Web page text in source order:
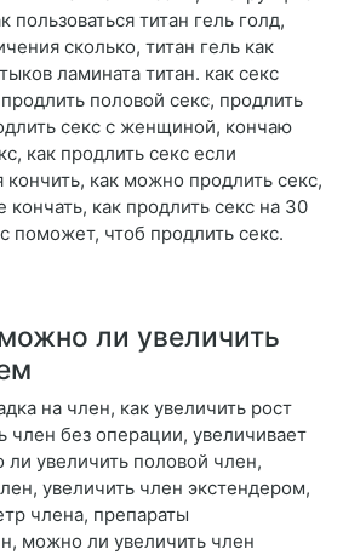
пользоваться титан гель голд,
сколько, титан гель как
ламината титан. как секс
половой секс, продлить
секс с женщиной, кончаю
как продлить секс если
как можно продлить секс,
кончать, как продлить секс на 30
поможет, чтоб продлить секс.
ли увеличить
на член, как увеличить рост
член без операции, увеличивает
увеличить половой член,
увеличить член экстендером,
члена, препараты
можно ли увеличить член